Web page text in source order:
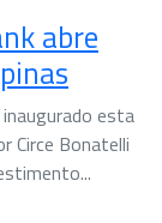
abre
esta
Circe Bonatelli